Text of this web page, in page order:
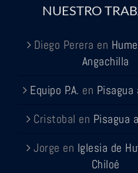
NUESTRO
Diego Perera en
Angachilla
Equipo P.A. en Pisagua
Cristobal en Pisagua
Jorge en Iglesia de
Chiloé